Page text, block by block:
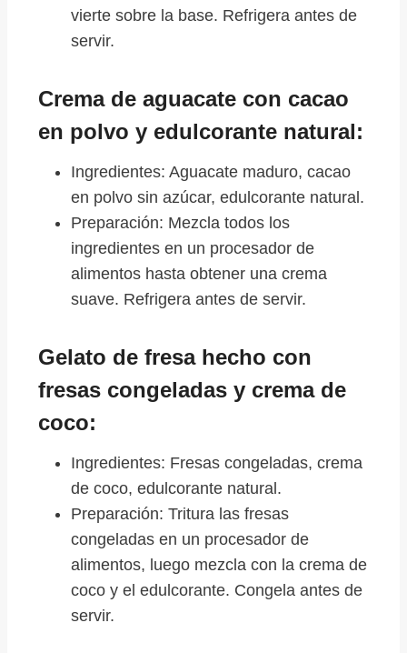
vierte sobre la base. Refrigera antes de
servir.
Crema de aguacate con cacao
en polvo y edulcorante natural:
Ingredientes: Aguacate maduro, cacao
en polvo sin azúcar, edulcorante natural.
Preparación: Mezcla todos los
ingredientes en un procesador de
alimentos hasta obtener una crema
suave. Refrigera antes de servir.
Gelato de fresa hecho con
fresas congeladas y crema de
coco:
Ingredientes: Fresas congeladas, crema
de coco, edulcorante natural.
Preparación: Tritura las fresas
congeladas en un procesador de
alimentos, luego mezcla con la crema de
coco y el edulcorante. Congela antes de
servir.